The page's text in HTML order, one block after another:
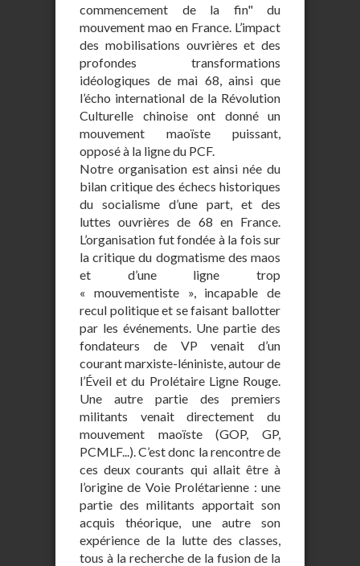
commencement de la fin" du
mouvement mao en France. L’impact
des mobilisations ouvrières et des
profondes transformations
idéologiques de mai 68, ainsi que
l’écho international de la Révolution
Culturelle chinoise ont donné un
mouvement maoïste puissant,
opposé à la ligne du PCF.
Notre organisation est ainsi née du
bilan critique des échecs historiques
du socialisme d’une part, et des
luttes ouvrières de 68 en France.
L’organisation fut fondée à la fois sur
la critique du dogmatisme des maos
et d’une ligne trop
« mouvementiste », incapable de
recul politique et se faisant ballotter
par les événements. Une partie des
fondateurs de VP venait d’un
courant marxiste-léniniste, autour de
l’Éveil et du Prolétaire Ligne Rouge.
Une autre partie des premiers
militants venait directement du
mouvement maoïste (GOP, GP,
PCMLF...). C’est donc la rencontre de
ces deux courants qui allait être à
l’origine de Voie Prolétarienne : une
partie des militants apportait son
acquis théorique, une autre son
expérience de la lutte des classes,
tous à la recherche de la fusion de la